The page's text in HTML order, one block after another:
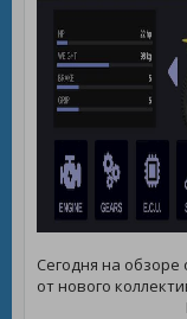
Сегодня на обзоре
от нового